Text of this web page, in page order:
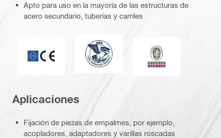
Apto para uso en la mayoría de las estructuras de
acero secundario, tuberías y carriles
American Bureau of Shipping
Bureau Veritas
Aplicaciones
Fijación de piezas de empalmes, por ejemplo,
acopladores, adaptadores y varillas roscadas